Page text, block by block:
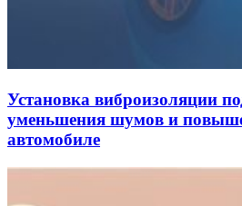
Установка виброизоляции
уменьшения шумов и
автомобиле